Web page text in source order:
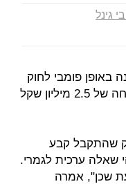
גינל
באופן פומבי לחוק
שכר הבכירים שאושר לפני שבועיים בכנסת, המציב תקרה קשיחה של 2.5 מיליון שקל
שהתקבל קבע
מעט? זוהי שאלה ערכית לגמרי.
שכן", אמרה